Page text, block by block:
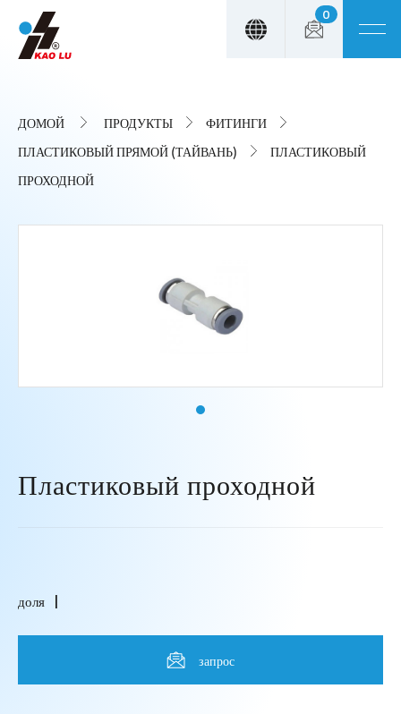
0
ДОМОЙ ПРОДУКТЫ
ФИТИНГИ
ПЛАСТИКОВЫЙ ПРЯМОЙ (ТАЙВАНЬ)
ПЛАСТИКОВЫЙ
ПРОХОДНОЙ
Пластиковый проходной
доля
запрос
Панель управления cookies